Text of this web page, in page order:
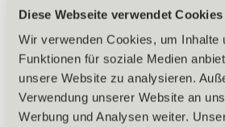
Diese Webseite verwendet Cookies
Wir verwenden Cookies, um Inhalte
Funktionen für soziale Medien
unsere Website zu analysieren.
Verwendung unserer Website an
Werbung und Analysen weiter.